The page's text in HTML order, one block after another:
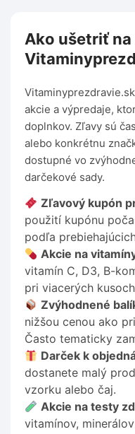
Ako ušetriť na
akcie a výpredaje,
doplnkov. Zľavy sú
alebo konkrétnu
dostupné vo
darčekové sady.
Zľavový kupón
použití kupónu
podľa
Akcie na
vitamín C, D3, B-
pri viacerých
Zvýhodnené
nižšou cenou ako
Často tematicky
Darček k
dostanete malý
vzorku alebo čaj.
Akcie na testy
vitamínov,